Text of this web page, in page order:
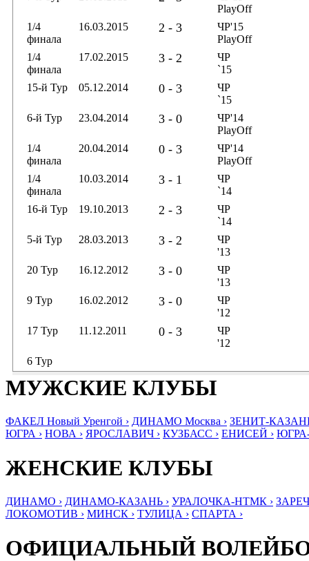
PlayOff
1/4
финала
16.03.2015 2 - 3
ЧР'15
PlayOff
1/4
финала
17.02.2015 3 - 2
ЧР
`15
15-й Тур
05.12.2014 0 - 3
ЧР
`15
6-й Тур
23.04.2014 3 - 0
ЧР'14
PlayOff
1/4
финала
20.04.2014 0 - 3
ЧР'14
PlayOff
1/4
финала
10.03.2014 3 - 1
ЧР
`14
16-й Тур
19.10.2013 2 - 3
ЧР
`14
5-й Тур
28.03.2013 3 - 2
ЧР
'13
20 Тур
16.12.2012 3 - 0
ЧР
'13
9 Тур
16.02.2012 3 - 0
ЧР
'12
17 Тур
11.12.2011 0 - 3
ЧР
'12
6 Тур
МУЖСКИЕ КЛУБЫ
ФАКЕЛ Новый Уренгой › ДИНАМО Москва › ЗЕНИТ-
ЮГРА › НОВА › ЯРОСЛАВИЧ › КУЗБАСС › ЕНИСЕЙ ›
ЖЕНСКИЕ КЛУБЫ
ДИНАМО › ДИНАМО-КАЗАНЬ › УРАЛОЧКА-НТМК ›
ЛОКОМОТИВ › МИНСК › ТУЛИЦА › СПАРТА ›
ОФИЦИАЛЬНЫЙ